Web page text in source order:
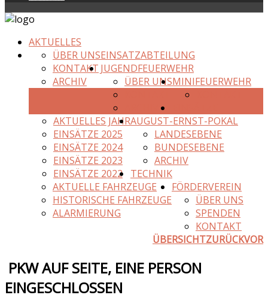
AKTUELLES
EINSATZABTEILUNG
ÜBER UNS
KONTAKT
ARCHIV
JUGENDFEUERWEHR
ÜBER UNSMINIFEUERWEHR
AKTUELLES JAHR
EINSÄTZE 2025
EINSÄTZE 2024
EINSÄTZE 2023
EINSÄTZE 2022
AUGUST-ERNST-POKAL
LANDESEBENE
BUNDESEBENE
ARCHIV
TECHNIK
AKTUELLE FAHRZEUGE
HISTORISCHE FAHRZEUGE
ALARMIERUNG
FÖRDERVEREIN
ÜBER UNS
SPENDEN
KONTAKT
ÜBERSICHTZURÜCKVOR
PKW AUF SEITE, EINE PERSON
EINGESCHLOSSEN